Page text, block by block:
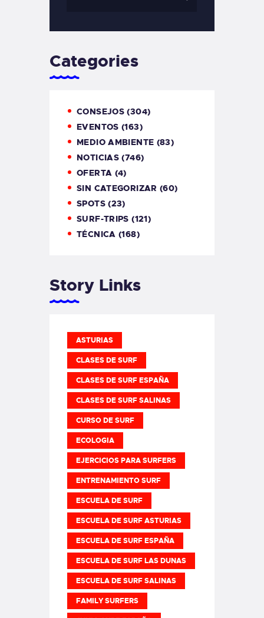
Categories
CONSEJOS (304)
EVENTOS (163)
MEDIO AMBIENTE (83)
NOTICIAS (746)
OFERTA (4)
SIN CATEGORIZAR (60)
SPOTS(23)
SURF-TRIPS (121)
TÉCNICA (168)
Story Links
ASTURIAS
CLASES DE SURF
CLASES DE SURF ESPAÑA
CLASES DE SURF SALINAS
CURSO DE SURF
ECOLOGIA
EJERCICIOS PARA SURFERS
ENTRENAMIENTO SURF
ESCUELA DE SURF
ESCUELA DE SURF ASTURIAS
ESCUELA DE SURF ESPAÑA
ESCUELA DE SURF LAS DUNAS
ESCUELA DE SURF SALINAS
FAMILY SURFERS